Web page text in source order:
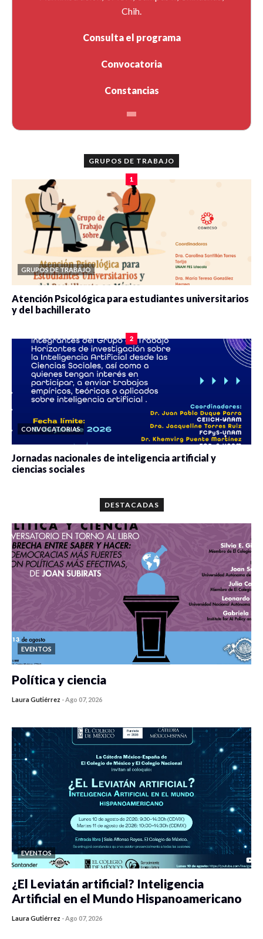
Chih.
Consulta el programa
Convocatoria
Constancias
GRUPOS DE TRABAJO
1
GRUPOS DE TRABAJO
Atención Psicológica para estudiantes universitarios
y del bachillerato
2
CONVOCATORIAS
Jornadas nacionales de inteligencia artificial y
ciencias sociales
DESTACADAS
EVENTOS
Política y ciencia
Laura Gutiérrez -Ago 07, 2026
EVENTOS
¿El Leviatán artificial? Inteligencia
Artificial en el Mundo Hispanoamericano
Laura Gutiérrez -Ago 07, 2026